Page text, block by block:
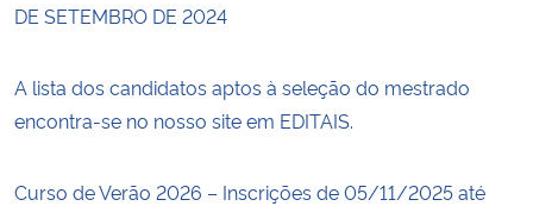
DE SETEMBRO DE 2024
A lista dos candidatos aptos à seleção do mestrado
encontra-se no nosso site em EDITAIS.
Curso de Verão 2026 – Inscrições de 05/11/2025 até